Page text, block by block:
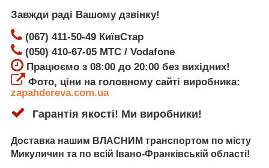
Завжди раді Вашому дзвінку!
(067) 411-50-49 КиївСтар
(050) 410-67-05 МТС / Vodafone
Працюємо з 08:00 до 20:00 без вихідних!
Фото, ціни на головному сайті виробника:
zapahdereva.com.ua
Гарантія якості! Ми виробники!
Доставка нашим ВЛАСНИМ транспортом по місту
Микуличин та по всій Івано-Франківській області!